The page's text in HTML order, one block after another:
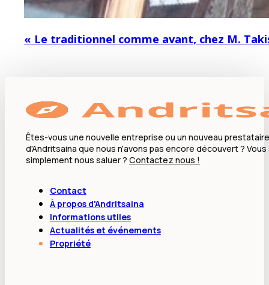
« Le traditionnel comme avant, chez M.
Êtes-vous une nouvelle entreprise ou un nouveau
d'Andritsaina que nous n'avons pas encore découvert ?
simplement nous saluer ? Contactez nous !
Contact
À propos d'Andritsaina
Informations utiles
Actualités et événements
Propriété